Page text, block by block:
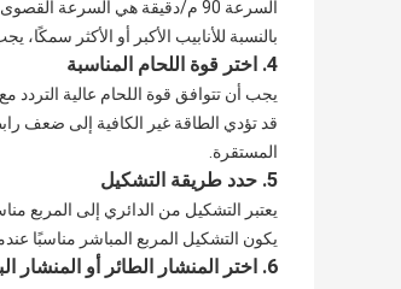
السرعة 90 م/دقيقة هي السرعة القصوى المرجعية في ظل حجم الأنبوب المناسب، وسمك الجدار، والمواد، وظروف القطع.
بالنسبة للأنابيب الأكبر أو الأكثر
4. اختر قوة اللحام المناسبة
يجب أن تتوافق قوة اللحام عالية
قد تؤدي الطاقة غير الكافية إلى ضعف
المستقرة.
5. حدد طريقة التشكيل
يعتبر التشكيل من الدائري إلى المربع
يكون التشكيل المربع المباشر مناسبًا
6. اختر المنشار الطائر أو المنشار البارد